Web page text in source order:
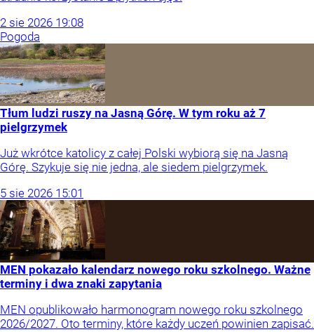
2 sie 2026 19:08
Pogoda
Tłum ludzi ruszy na Jasną Górę. W tym roku aż 7
pielgrzymek
Już wkrótce katolicy z całej Polski wybiorą się na Jasną
Górę. Szykuje się nie jedna, ale siedem pielgrzymek.
5 sie 2026 15:01
MEN pokazało kalendarz nowego roku szkolnego. Ważne
terminy i dwa znaki zapytania
MEN opublikowało harmonogram nowego roku szkolnego
2026/2027. Oto terminy, które każdy uczeń powinien zapisać.